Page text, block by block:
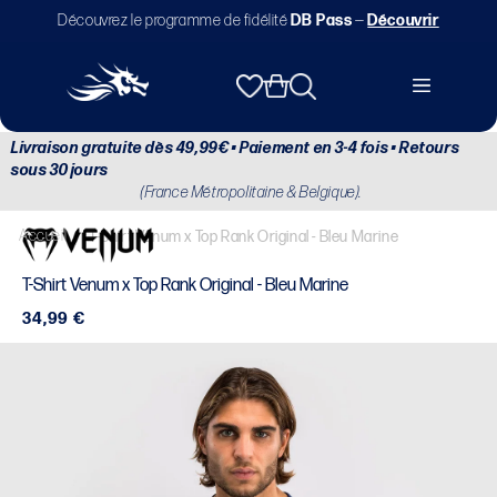
passer
Découvrez le programme de fidélité DB Pass— Découvrir
Panier
Livraison gratuite dès 49,99€ • Paiement en 3-4 fois • Retours
sous 30 jours
(France Métropolitaine & Belgique).
Accueil / T-Shirt Venum x Top Rank Original - Bleu Marine
T-Shirt Venum x Top Rank Original - Bleu Marine
Prix
34,99 €